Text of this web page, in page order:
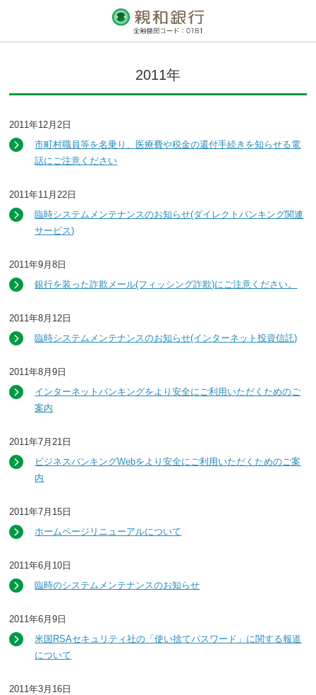
2011年
2011年12月2日
市町村職員等を名乗り、医療費や税金の還付手続きを知らせる電
話にご注意ください
2011年11月22日
臨時システムメンテナンスのお知らせ(ダイレクトバンキング関連
サービス)
2011年9月8日
銀行を装った詐欺メール(フィッシング詐欺)にご注意ください。
2011年8月12日
臨時システムメンテナンスのお知らせ(インターネット投資信託)
2011年8月9日
インターネットバンキングをより安全にご利用いただくためのご
案内
2011年7月21日
ビジネスバンキングWebをより安全にご利用いただくためのご案
内
2011年7月15日
ホームページリニューアルについて
2011年6月10日
臨時のシステムメンテナンスのお知らせ
2011年6月9日
米国RSAセキュリティ社の「使い捨てパスワード」に関する報道
について
2011年3月16日